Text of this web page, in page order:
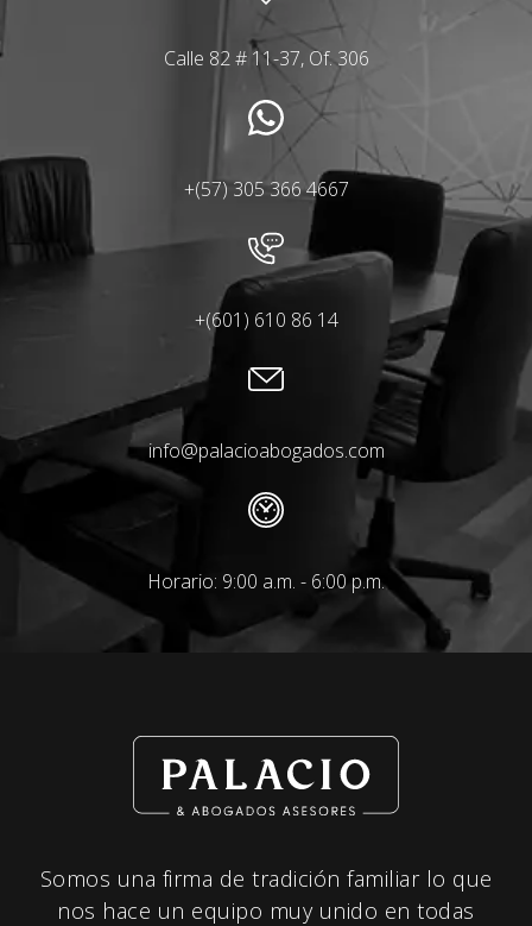
Calle 82 # 11-37, Of. 306
+(57) 305 366 4667
+(601) 610 86 14
info@palacioabogados.com
Horario: 9:00 a.m. - 6:00 p.m.
Somos una firma de tradición familiar lo que
nos hace un equipo muy unido en todas